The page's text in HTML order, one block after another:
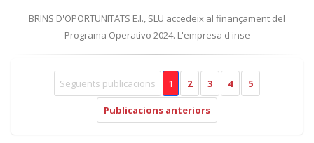
BRINS D'OPORTUNITATS E.I., SLU accedeix al finançament del
Programa Operativo 2024. L'empresa d'inse
Següents publicacions 1 2 3 4 5
Publicacions anteriors